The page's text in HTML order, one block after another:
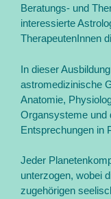
Beratungs- und
interessierte
TherapeutenInnen
In dieser
astromedizinische
Anatomie,
Organsysteme und
Entsprechungen in
Jeder
unterzogen, wobei
zugehörigen